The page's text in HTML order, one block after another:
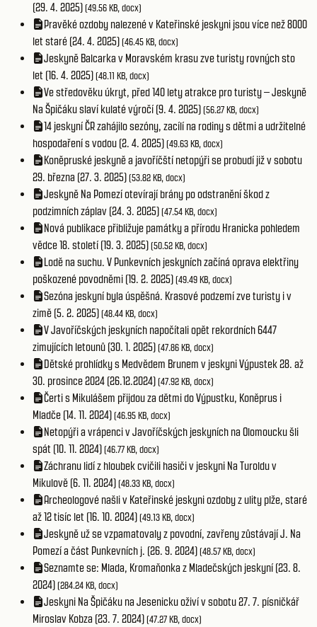
(29. 4. 2025)(49.56 KB, docx)
Pravěké ozdoby nalezené v Kateřinské jeskyni jsou více než 8000
let staré (24. 4. 2025)(46.45 KB, docx)
Jeskyně Balcarka v Moravském krasu zve turisty rovných sto
let (16. 4. 2025)(48.11 KB, docx)
Ve středověku úkryt, před 140 lety atrakce pro turisty – Jeskyně
Na Špičáku slaví kulaté výročí (9. 4. 2025)(56.27 KB, docx)
14 jeskyní ČR zahájilo sezóny, zacílí na rodiny s dětmi a udržitelné
hospodaření s vodou (2. 4. 2025)(49.63 KB, docx)
Koněpruské jeskyně a javoříčští netopýři se probudí již v sobotu
29. března (27. 3. 2025)(53.82 KB, docx)
Jeskyně Na Pomezí otevírají brány po odstranění škod z
podzimních záplav (24. 3. 2025)(47.54 KB, docx)
Nová publikace přibližuje památky a přírodu Hranicka pohledem
vědce 18. století (19. 3. 2025)(50.52 KB, docx)
Lodě na suchu. V Punkevních jeskyních začíná oprava elektřiny
poškozené povodněmi (19. 2. 2025)(49.49 KB, docx)
Sezóna jeskyní byla úspěšná. Krasové podzemí zve turisty i v
zimě (5. 2. 2025)(48.44 KB, docx)
V Javoříčských jeskyních napočítali opět rekordních 6447
zimujících letounů (30. 1. 2025)(47.86 KB, docx)
Dětské prohlídky s Medvědem Brunem v jeskyni Výpustek 28. až
30. prosince 2024 (26.12.2024)(47.92 KB, docx)
Čerti s Mikulášem přijdou za dětmi do Výpustku, Koněprus i
Mladče (14. 11. 2024)(46.95 KB, docx)
Netopýři a vrápenci v Javoříčských jeskyních na Olomoucku šli
spát (10. 11. 2024)(46.77 KB, docx)
Záchranu lidí z hloubek cvičili hasiči v jeskyni Na Turoldu v
Mikulově (6. 11. 2024)(48.33 KB, docx)
Archeologové našli v Kateřinské jeskyni ozdoby z ulity plže, staré
až 12 tisíc let (16. 10. 2024)(49.13 KB, docx)
Jeskyně už se vzpamatovaly z povodní, zavřeny zůstávají J. Na
Pomezí a část Punkevních j. (26. 9. 2024)(48.57 KB, docx)
Seznamte se: Mlada, Kromaňonka z Mladečských jeskyní (23. 8.
2024)(284.24 KB, docx)
Jeskyni Na Špičáku na Jesenicku oživí v sobotu 27. 7. písničkář
Miroslav Kobza (23. 7. 2024)(47.27 KB, docx)